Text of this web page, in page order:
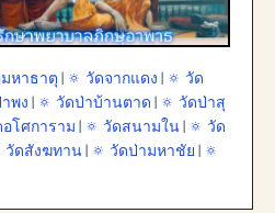
มหาธาตุ | 🔅 วัดจากแดง | 🔅 วัด
พง | 🔅 วัดป่าบ้านตาด | 🔅 วัดป่าสุ
อโศการาม | 🔅 วัดสนามใน| 🔅 วัด
วัดสังฆทาน| 🔅 วัดป่ามหาชัย | 🔅